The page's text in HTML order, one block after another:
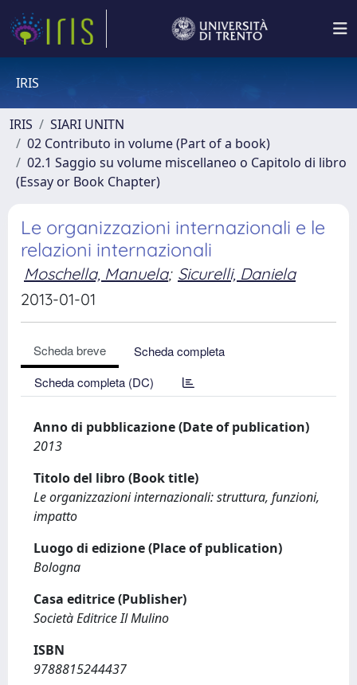
IRIS
IRIS
SIARI UNITN
02 Contributo in volume (Part of a book)
02.1 Saggio su volume miscellaneo o Capitolo di libro
(Essay or Book Chapter)
Le organizzazioni internazionali e le
relazioni internazionali
Moschella, Manuela; Sicurelli, Daniela
2013-01-01
Scheda breve
Scheda completa
Scheda completa (DC)
Anno di pubblicazione (Date of publication)
2013
Titolo del libro (Book title)
Le organizzazioni internazionali: struttura, funzioni,
impatto
Luogo di edizione (Place of publication)
Bologna
Casa editrice (Publisher)
Società Editrice Il Mulino
ISBN
9788815244437